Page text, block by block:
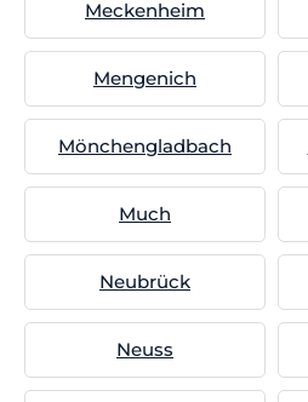
Meckenheim
Mengenich
Mönchengladbach
Much
Neubrück
Neuss